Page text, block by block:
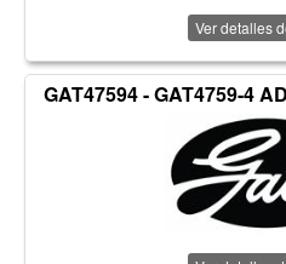
Ver detalles
GAT47594 - GAT4759-4